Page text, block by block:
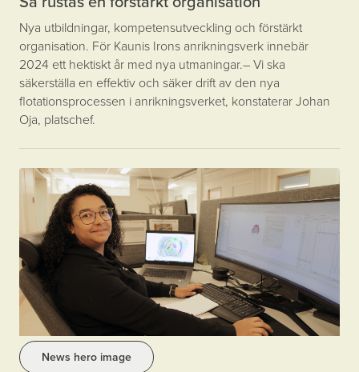
Nya utbildningar, kompetensutveckling och förstärkt
organisation. För Kaunis Irons anrikningsverk innebär
2024 ett hektiskt år med nya utmaningar. – Vi ska
säkerställa en effektiv och säker drift av den nya
flotationsprocessen i anrikningsverket, konstaterar Johan
Oja, platschef.
News hero image